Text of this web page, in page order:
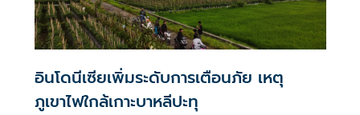
อินโดนีเซียเพิ่มระดับการเตือนภัย เหตุ
ภูเขาไฟใกล้เกาะบาหลีปะทุ